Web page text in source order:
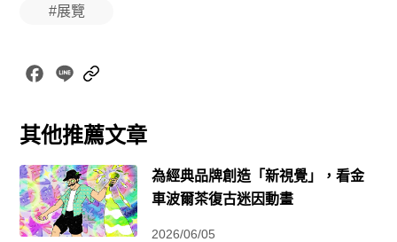
#展覽
Facebook
Line
Copy
其他推薦文章
為經典品牌創造「新視覺」，看金
車波爾茶復古迷因動畫
2026/06/05